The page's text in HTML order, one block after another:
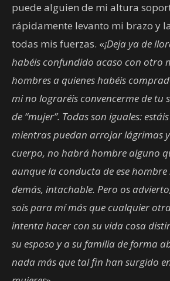
puede alguien de mi altura
rápidamente levanto mi brazo y
todas mis fuerzas. «¡Deja ya de
habéis confundido acaso con otro
hombres a quienes habéis
mi no lograréis convencerme de tu
de “mujer”. Todas son iguales:
mientras puedan arrojar lágrimas
cuerpo, no habrá hombre alguno
aunque la conducta de ese
demás, intachable. Pero os
sois para mí más que cualquier
intenta hacer con su vida cosa
su esposo y a su familia de forma
nada más que tal fin han surgido